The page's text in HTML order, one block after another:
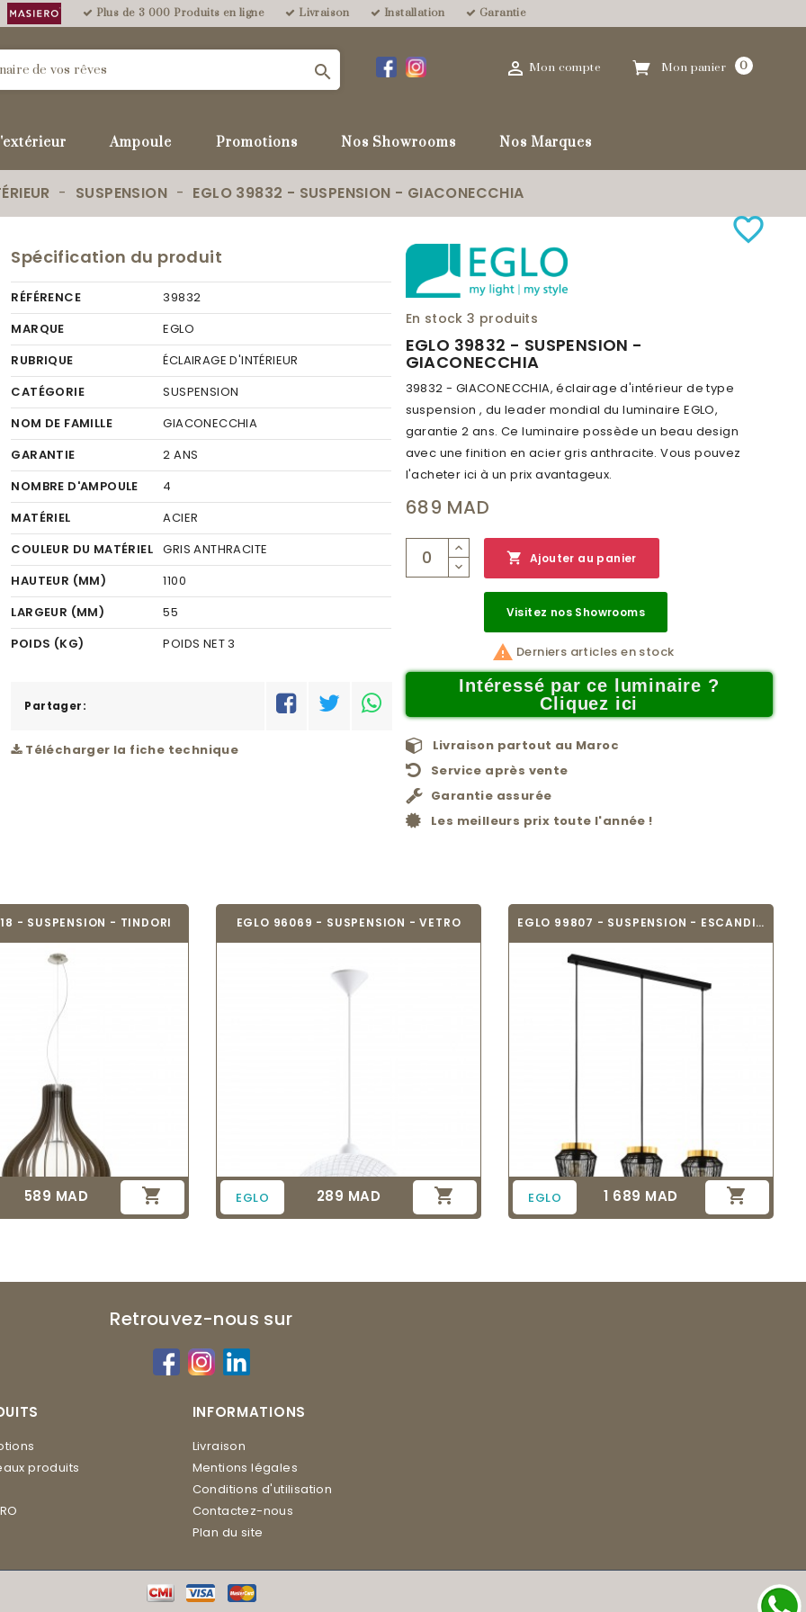
Plus de 3 000 Produits en ligne Livraison Installation Garantie
Mon panier 0
 Mon compte

Ampoule Promotions Nos Showrooms Nos Marques
SUSPENSION EGLO 39832 - SUSPENSION - GIACONECCHIA
Spécification du produit
RÉFÉRENCE
39832
MARQUE
EGLO
RUBRIQUE
ÉCLAIRAGE D'INTÉRIEUR
CATÉGORIE
SUSPENSION
NOM DE FAMILLE
GIACONECCHIA
GARANTIE
2 ANS
NOMBRE D'AMPOULE
4
MATÉRIEL
ACIER
COULEUR DU MATÉRIEL GRIS ANTHRACITE
HAUTEUR (MM)
1100
LARGEUR (MM)
55
POIDS (KG)
POIDS NET 3
Partager:
Télécharger la fiche technique
En stock 3 produits
EGLO 39832 - SUSPENSION -
GIACONECCHIA
39832 - GIACONECCHIA, éclairage d'intérieur de type
suspension , du leader mondial du luminaire EGLO,
garantie 2 ans. Ce luminaire possède un beau design
avec une finition en acier gris anthracite. Vous pouvez
l'acheter ici à un prix avantageux.
favorite_border
689 MAD
 Ajouter au panier
Visitez nos Showrooms
 Derniers articles en stock
Intéressé par ce luminaire ?
Cliquez ici
Livraison partout au Maroc
Service après vente
Garantie assurée
Les meilleurs prix toute l'année !
- SUSPENSION - TINDORI
Prix
589 MAD 
EGLO 96069 - SUSPENSION - VETRO
EGLO Prix
289 MAD 
EGLO 99807 - SUSPENSION - ESCANDIDOS
EGLO Prix
1 689 MAD 
Retrouvez-nous sur
produits
INFORMATIONS
Livraison
Mentions légales
Conditions d'utilisation
Contactez-nous
Plan du site